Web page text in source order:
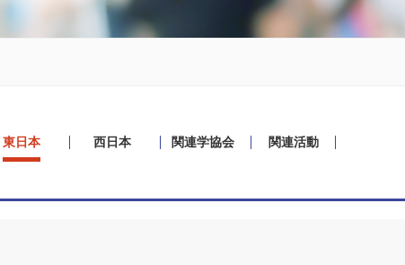
東日本 西日本 関連学協会 関連活動